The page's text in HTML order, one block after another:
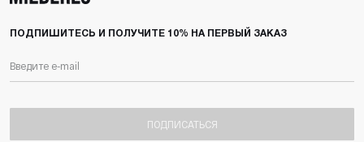
ПОДПИШИТЕСЬ И ПОЛУЧИТЕ 10% НА ПЕРВЫЙ ЗАКАЗ
ПОДПИСАТЬСЯ